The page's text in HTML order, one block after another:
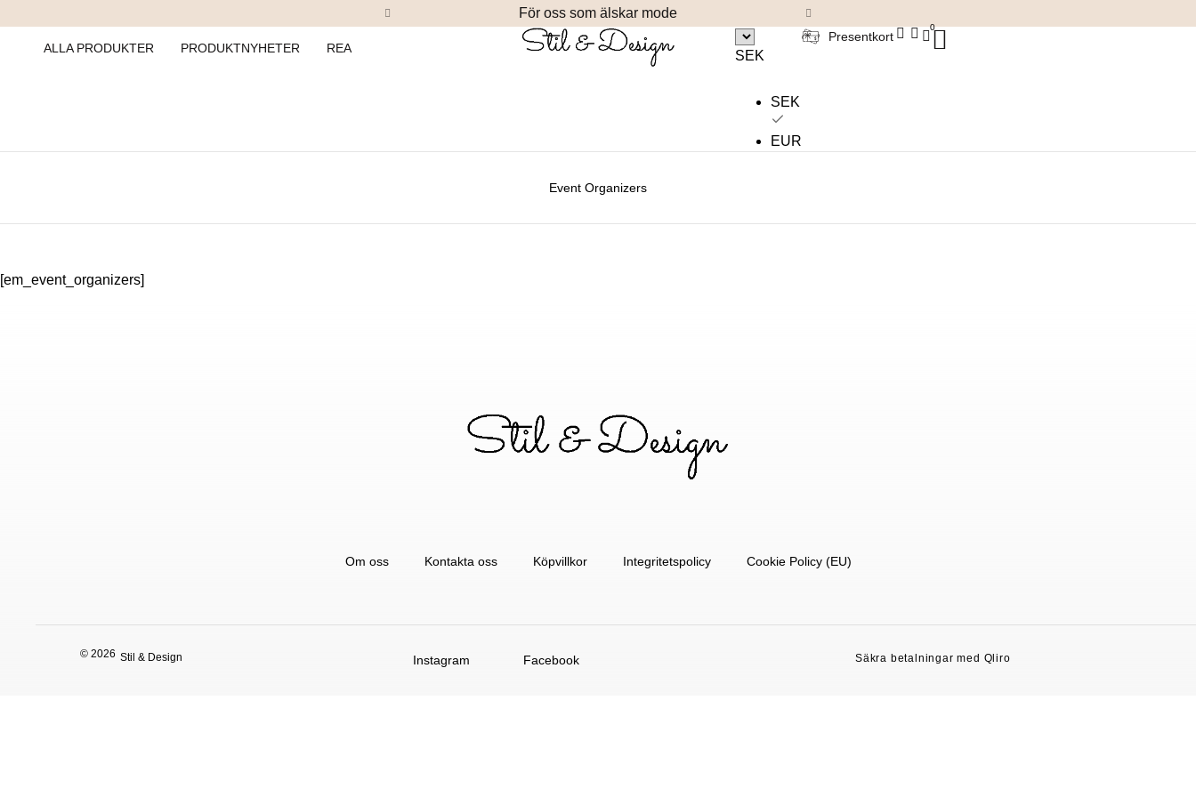
För oss som älskar mode
ALLA PRODUKTER PRODUKTNYHETER REA SEK
SEK
EUR
Presentkort
0
Event Organizers
[em_event_organizers]
Om oss Kontakta oss Köpvillkor Integritetspolicy Cookie Policy (EU)
© 2026 Stil & Design Instagram Facebook Säkra betalningar med Qliro